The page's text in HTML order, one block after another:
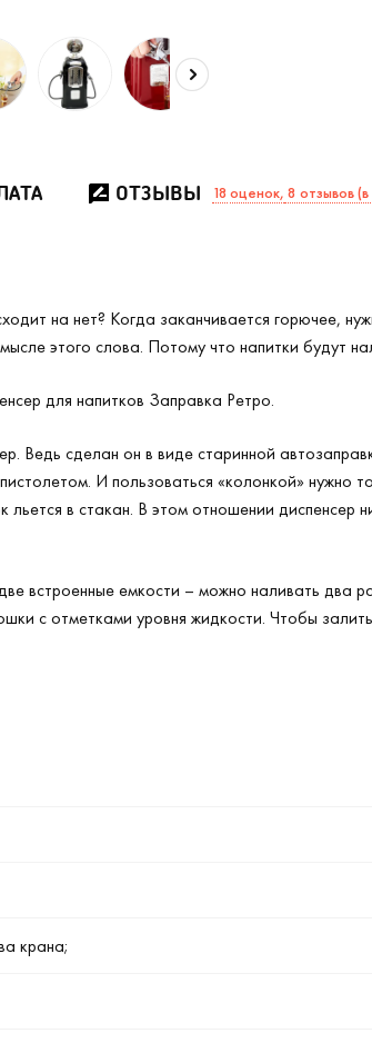
ОТЗЫВЫ 18 оценок, 8 отзывов
на нет? Когда заканчивается горючее,
этого слова. Потому что напитки будут
для напитков Заправка Ретро.
Ведь сделан он в виде старинной
И пользоваться «колонкой» нужно
в стакан. В этом отношении диспенсер
встроенные емкости – можно наливать два
с отметками уровня жидкости. Чтобы
крана;